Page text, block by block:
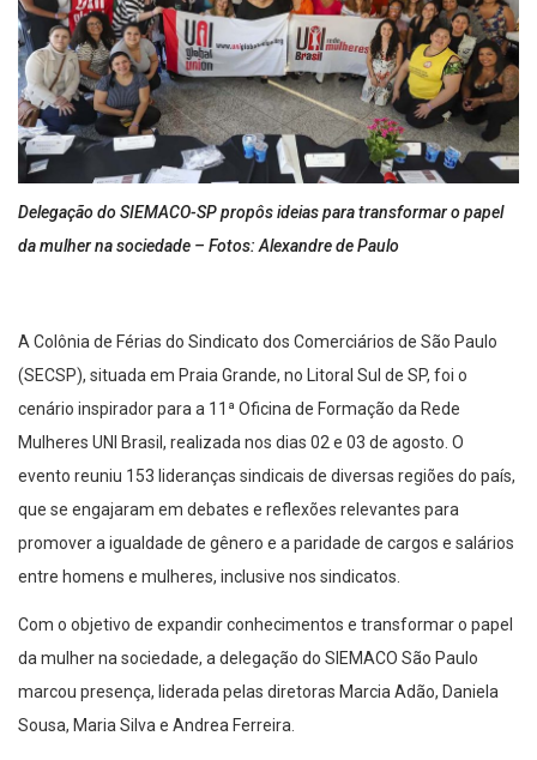
Delegação do SIEMACO-SP propôs ideias para transformar o papel
da mulher na sociedade – Fotos: Alexandre de Paulo
A Colônia de Férias do Sindicato dos Comerciários de São Paulo
(SECSP), situada em Praia Grande, no Litoral Sul de SP, foi o
cenário inspirador para a 11ª Oficina de Formação da Rede
Mulheres UNI Brasil, realizada nos dias 02 e 03 de agosto. O
evento reuniu 153 lideranças sindicais de diversas regiões do país,
que se engajaram em debates e reflexões relevantes para
promover a igualdade de gênero e a paridade de cargos e salários
entre homens e mulheres, inclusive nos sindicatos.
Com o objetivo de expandir conhecimentos e transformar o papel
da mulher na sociedade, a delegação do SIEMACO São Paulo
marcou presença, liderada pelas diretoras Marcia Adão, Daniela
Sousa, Maria Silva e Andrea Ferreira.